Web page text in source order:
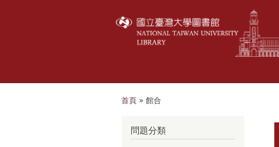
首頁 » 館合
問題分類